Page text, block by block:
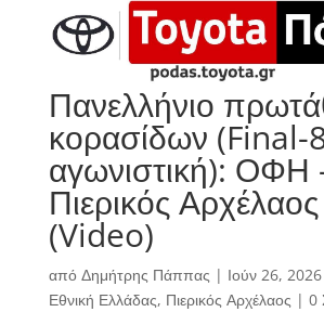
Πανελλήνιο
κορασίδων (Final-
αγωνιστική):
Πιερικός
(Video)
από Δημήτρης Πάππας | Ιούν 26,
Εθνική Ελλάδας, Πιερικός Αρχέλαος | 0